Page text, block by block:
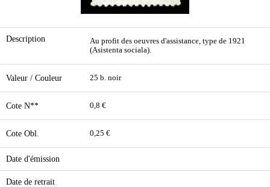
Description
Au profit des oeuvres d'assistance, type de 1921
(Asistenta sociala).
Valeur / Couleur 25 b. noir
Cote N** 0,8 €
Cote Obl. 0,25 €
Date d'émission
Date de retrait